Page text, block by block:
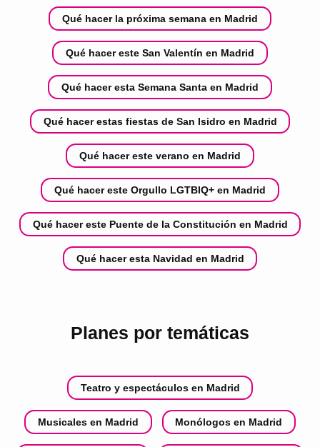
Qué hacer la próxima semana en Madrid
Qué hacer este San Valentín en Madrid
Qué hacer esta Semana Santa en Madrid
Qué hacer estas fiestas de San Isidro en Madrid
Qué hacer este verano en Madrid
Qué hacer este Orgullo LGTBIQ+ en Madrid
Qué hacer este Puente de la Constitución en Madrid
Qué hacer esta Navidad en Madrid
Planes por temáticas
Teatro y espectáculos en Madrid
Musicales en Madrid Monólogos en Madrid